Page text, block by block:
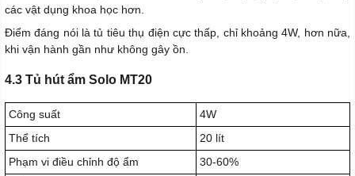
các vật dụng khoa học hơn.
Điểm đáng nói là tủ tiêu thụ điện cực thấp, chỉ khoảng 4W, hơn nữa,
khi vận hành gần như không gây ồn.
4.3 Tủ hút ẩm Solo MT20
Công suất
4W
Thể tích
20 lít
Phạm vi điều chỉnh độ ẩm
30-60%